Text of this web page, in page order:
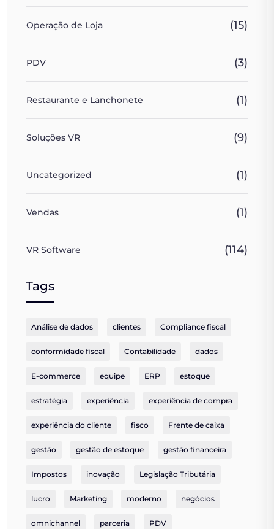
Operação de Loja (15)
PDV (3)
Restaurante e Lanchonete (1)
Soluções VR (9)
Uncategorized (1)
Vendas (1)
VR Software (114)
Tags
Análise de dados clientes Compliance fiscal
conformidade fiscal Contabilidade dados
E-commerce equipe ERP estoque
estratégia experiência experiência de compra
experiência do cliente fisco Frente de caixa
gestão gestão de estoque gestão financeira
Impostos inovação Legislação Tributária
lucro Marketing moderno negócios
omnichannel parceria PDV